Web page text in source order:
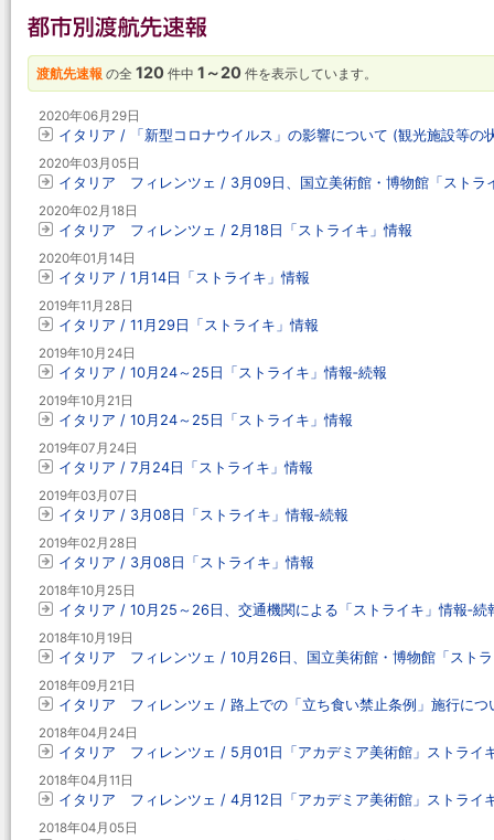
渡航先速報 の全 120 件中 1～20 件を表示しています。
2020年06月29日
イタリア / 「新型コロナウイルス」の影響について (観光施設等の
2020年03月05日
イタリア フィレンツェ / 3月09日、国立美術館・博物館「ストラ
2020年02月18日
イタリア フィレンツェ / 2月18日「ストライキ」情報
2020年01月14日
イタリア / 1月14日「ストライキ」情報
2019年11月28日
イタリア / 11月29日「ストライキ」情報
2019年10月24日
イタリア / 10月24～25日「ストライキ」情報‐続報
2019年10月21日
イタリア / 10月24～25日「ストライキ」情報
2019年07月24日
イタリア / 7月24日「ストライキ」情報
2019年03月07日
イタリア / 3月08日「ストライキ」情報‐続報
2019年02月28日
イタリア / 3月08日「ストライキ」情報
2018年10月25日
イタリア / 10月25～26日、交通機関による「ストライキ」情報‐続
2018年10月19日
イタリア フィレンツェ / 10月26日、国立美術館・博物館「スト
2018年09月21日
イタリア フィレンツェ / 路上での「立ち食い禁止条例」施行につ
2018年04月24日
イタリア フィレンツェ / 5月01日「アカデミア美術館」ストライ
2018年04月11日
イタリア フィレンツェ / 4月12日「アカデミア美術館」ストライ
2018年04月05日